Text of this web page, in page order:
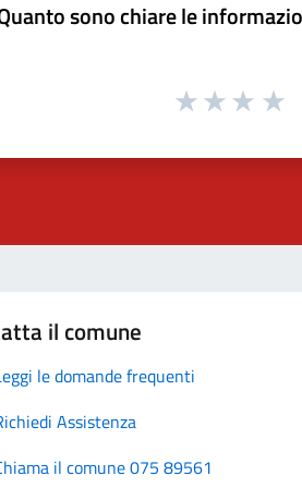
sono chiare le
il comune
le domande frequenti
Assistenza
il comune 075 89561